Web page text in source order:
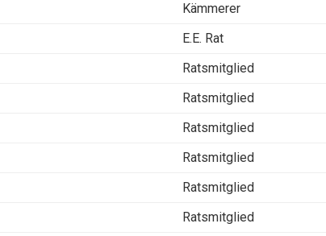
Kämmerer
E.E. Rat
Ratsmitglied
Ratsmitglied
Ratsmitglied
Ratsmitglied
Ratsmitglied
Ratsmitglied